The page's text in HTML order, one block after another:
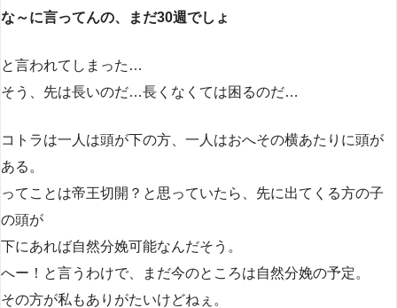
な～に言ってんの、まだ30週でしょ
と言われてしまった…
そう、先は長いのだ…長くなくては困るのだ…
コトラは一人は頭が下の方、一人はおへその横あたりに頭が
ある。
ってことは帝王切開？と思っていたら、先に出てくる方の子
の頭が
下にあれば自然分娩可能なんだそう。
へー！と言うわけで、まだ今のところは自然分娩の予定。
その方が私もありがたいけどねぇ。